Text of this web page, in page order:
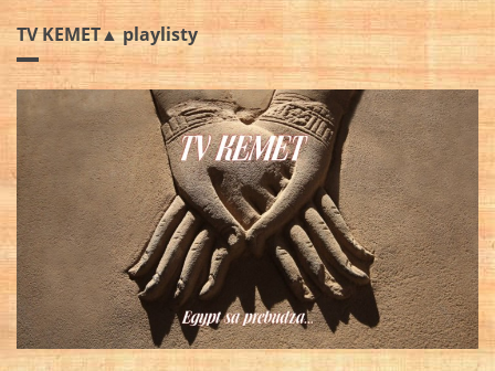
TV KEMET▲ playlisty